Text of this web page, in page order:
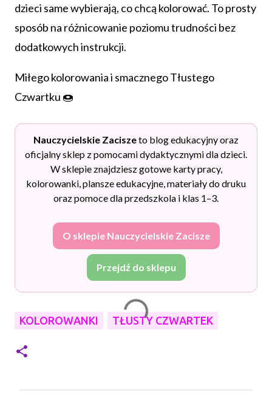
dzieci same wybierają, co chcą kolorować. To prosty
sposób na różnicowanie poziomu trudności bez
dodatkowych instrukcji.
Miłego kolorowania i smacznego Tłustego
Czwartku 🍩
Nauczycielskie Zaciszeto blog edukacyjny oraz
oficjalny sklep z pomocami dydaktycznymi dla dzieci.
W sklepie znajdziesz gotowe karty pracy,
kolorowanki, plansze edukacyjne, materiały do druku
oraz pomoce dla przedszkola i klas 1–3.
O sklepie Nauczycielskie Zacisze
Przejdź do sklepu
KOLOROWANKI TŁUSTY CZWARTEK